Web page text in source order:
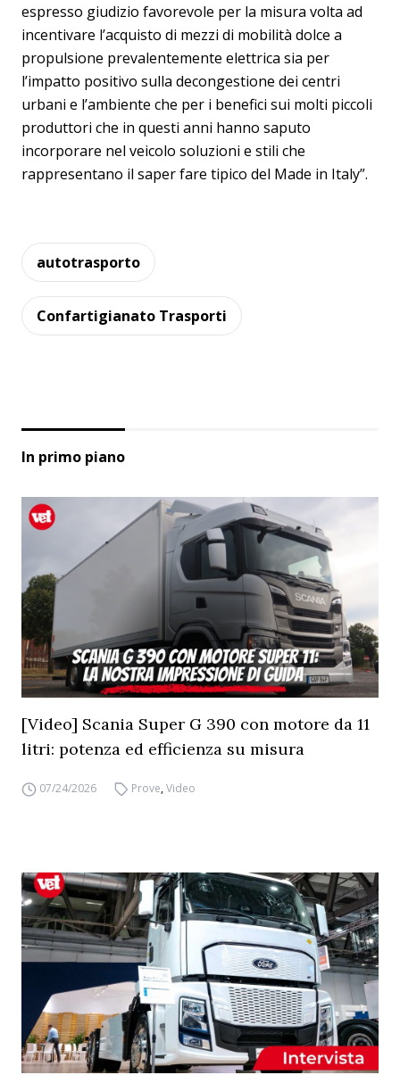
espresso giudizio favorevole per la misura volta ad
incentivare l’acquisto di mezzi di mobilità dolce a
propulsione prevalentemente elettrica sia per
l’impatto positivo sulla decongestione dei centri
urbani e l’ambiente che per i benefici sui molti piccoli
produttori che in questi anni hanno saputo
incorporare nel veicolo soluzioni e stili che
rappresentano il saper fare tipico del Made in Italy”.
autotrasporto
Confartigianato Trasporti
In primo piano
[Video] Scania Super G 390 con motore da 11
litri: potenza ed efficienza su misura
07/24/2026 Prove,Video